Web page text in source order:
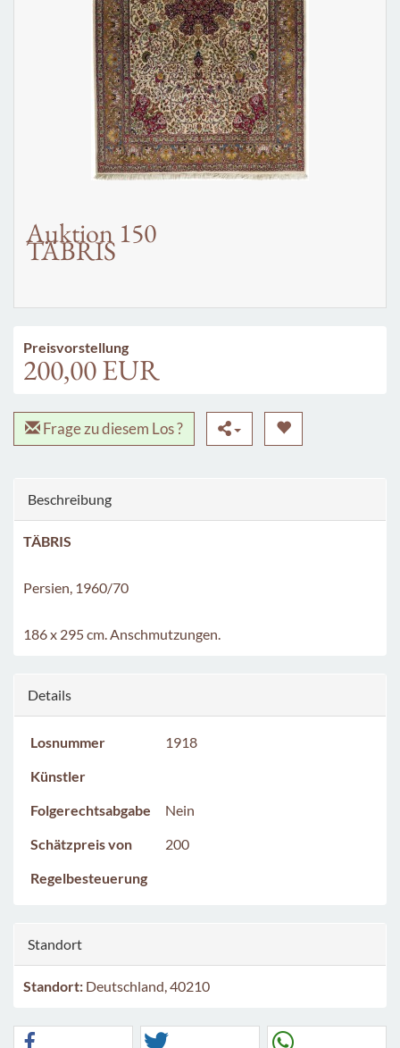
Auktion 150
TÄBRIS
Preisvorstellung
200,00 EUR
Frage zu diesem Los ?
Beschreibung
TÄBRIS
Persien, 1960/70
186 x 295 cm. Anschmutzungen.
Details
Losnummer
1918
Künstler
Folgerechtsabgabe
Nein
Schätzpreis von
200
Regelbesteuerung
Standort
Standort: Deutschland, 40210